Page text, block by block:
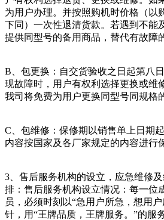
为用户办理。并按照购机时价格（以
下同）一次性退清货款。若遇到不能
提供同型号的备用商品，替代有故障
B、包更换：自交货验收之日起第八
现故障时，用户有权利选择更换或维
我司将免费为用户更换同型号同规格
C、包维修：保修期以销售单上日期
内容按国家及各厂家规定的内容进行
3、售后服务机构的设立，应急维修
排：售后服务机构设立情况：每一位
员，必须时刻以“急用户所急，想用
针，用“王牌品质，王牌服务。”的服